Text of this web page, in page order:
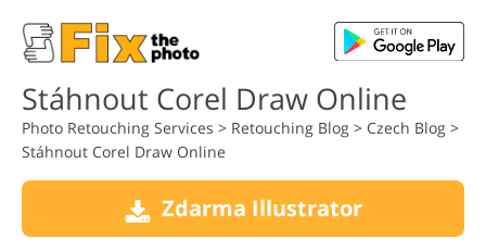
Stáhnout Corel Draw Online
Photo Retouching Services > Retouching Blog > Czech Blog >
Stáhnout Corel Draw Online
Zdarma Illustrator